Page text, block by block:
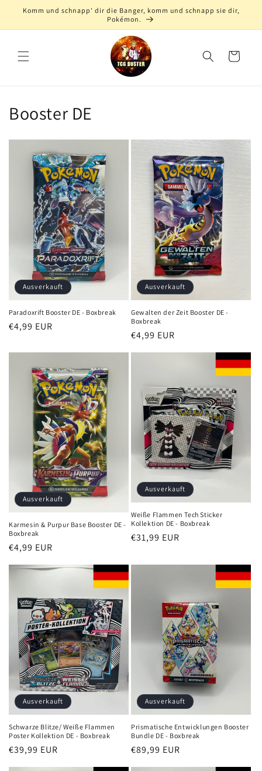
zum
Komm und schnapp' dir die Banger, komm und schnapp sie dir,
Pokémon.
Warenkorb
Booster DE
Ausverkauft
Paradoxrift Booster DE - Boxbreak
Normaler
€4,99 EUR
Ausverkauft
Gewalten der Zeit Booster DE -
Boxbreak
Normaler
€4,99 EUR
Ausverkauft
Karmesin & Purpur Base Booster DE -
Boxbreak
Normaler
€4,99 EUR
Ausverkauft
Weiße Flammen Tech Sticker
Kollektion DE - Boxbreak
Normaler
€31,99 EUR
Ausverkauft
Schwarze Blitze/ Weiße Flammen
Poster Kollektion DE - Boxbreak
Normaler
Preis
€39,99 EUR
Ausverkauft
Prismatische Entwicklungen Booster
Bundle DE - Boxbreak
Normaler
Preis
€89,99 EUR